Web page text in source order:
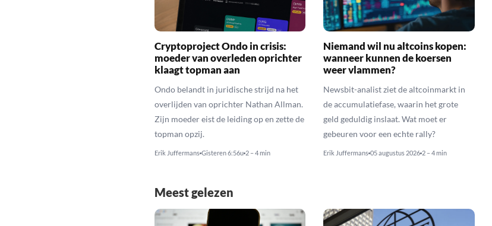
Cryptoproject Ondo in crisis:
moeder van overleden oprichter
klaagt topman aan
Ondo belandt in juridische strijd na het
overlijden van oprichter Nathan Allman.
Zijn moeder eist de leiding op en zette de
topman opzij.
Erik Juffermans Gisteren 6:56u 2 – 4 min
Niemand wil nu altcoins kopen:
wanneer kunnen de koersen
weer vlammen?
Newsbit-analist ziet de altcoinmarkt in
de accumulatiefase, waarin het grote
geld geduldig inslaat. Wat moet er
gebeuren voor een echte rally?
Erik Juffermans 05 augustus 2026 2 – 4 min
Meest gelezen